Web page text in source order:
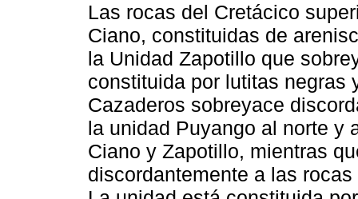
Las rocas del Cretácico
Ciano, constituidas de
la Unidad Zapotillo que
constituida por lutitas negras
Cazaderos sobreyace
la unidad Puyango al norte y
Ciano y Zapotillo, mientras
discordantemente a las